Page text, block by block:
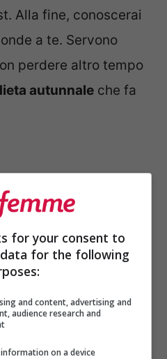
Alla fine, conoscerai
a te. Servono
perdere altro tempo
autunnale che fa
for your consent to
for the following
and content, advertising and
audience research and
on a device